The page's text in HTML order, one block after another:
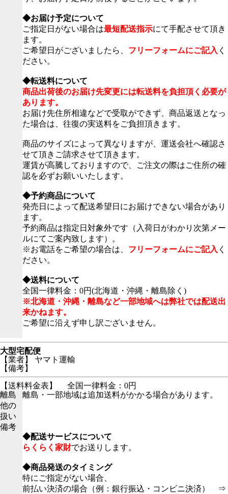
◆お届け予定について
ご指定日がない場合は最短配送指示にて手配させて頂き
ます。
ご希望日がございましたら、 フリーフォームにご記入 く
ださい。
◆転送料について
商品出荷後のお届け先変更には転送料を負担頂く必要が
あります。
お届け先住所相違などで受取ができず、商品返送となっ
た場合は、往復の実送料をご負担頂きます。
商品のサイズによって異なりますが、運送会社へ確認さ
せて頂きご請求させて頂きます。
運賃が高騰しておりますので、ご注文の際はご住所の確
認を必ずお願いいたします。
◆予約商品について
発売日によって配送希望日にお届けできない場合があり
ます。
予約商品は指定日対象外です（入荷日がわかり次第メー
ルにてご案内致します）。
※お電話をご希望の場合は、 フリーフォームにご記入 く
ださい。
◆送料について
全国一律料金：0円(北海道・沖縄・離島除く)
※北海道・沖縄・離島など一部地域へは弊社では配送出
来かねます。
ご希望に沿えず申し訳ございません。
大型宅配便
【業者】 ヤマト運輸
【備考】
【送料料金表】
全国一律料金：0円
離島
他の
扱い
離島・一部地域は追加送料がかかる場合があります。
備考
◆配送サービスについて
らくらく家財でお送りします。
◆商品発送のタイミング
特にご指定がない場合、
前払い決済の場合（例：銀行振込・コンビニ決済） ⇒